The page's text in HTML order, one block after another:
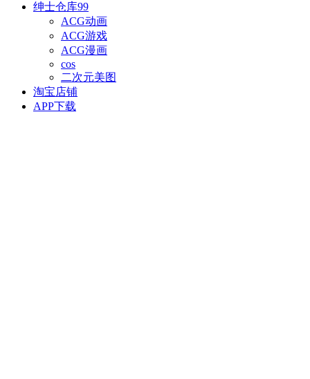
绅士仓库99
ACG动画
ACG游戏
ACG漫画
cos
二次元美图
淘宝店铺
APP下载